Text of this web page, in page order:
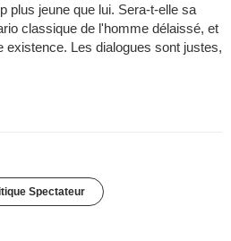
plus jeune que lui. Sera-t-elle sa
classique de l'homme délaissé, et
existence. Les dialogues sont justes,
Spectateur